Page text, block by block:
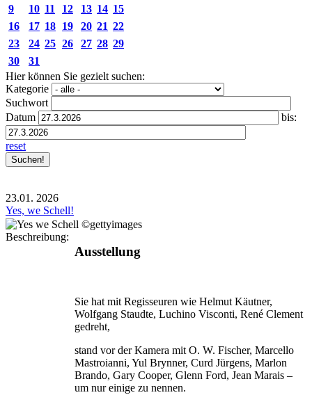
9
10 11 12 13 14 15
16
17 18 19 20 21 22
23
24 25 26 27 28 29
30
31
Hier können Sie gezielt suchen:
Kategorie
Suchwort
Datum
bis:
reset
23.01. 2026
Yes, we Schell!
Beschreibung:
Ausstellung
Sie hat mit Regisseuren wie Helmut Käutner,
Wolfgang Staudte, Luchino Visconti, René Clement
gedreht,
stand vor der Kamera mit O. W. Fischer, Marcello
Mastroianni, Yul Brynner, Curd Jürgens, Marlon
Brando, Gary Cooper, Glenn Ford, Jean Marais –
um nur einige zu nennen.